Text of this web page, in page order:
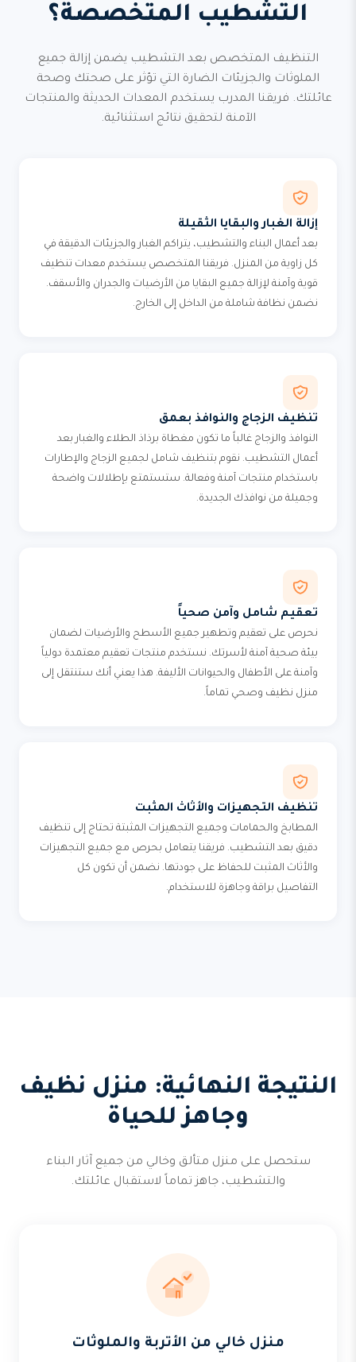
التشطيب المتخصصة؟
التنظيف المتخصص بعد التشطيب يضمن إزالة جميع
الملوثات والجزيئات الضارة التي تؤثر على صحتك وصحة
عائلتك. فريقنا المدرب يستخدم المعدات الحديثة والمنتجات
الآمنة لتحقيق نتائج استثنائية.
إزالة الغبار والبقايا الثقيلة
بعد أعمال البناء والتشطيب، يتراكم الغبار والجزيئات الدقيقة في
كل زاوية من المنزل. فريقنا المتخصص يستخدم معدات تنظيف
قوية وآمنة لإزالة جميع البقايا من الأرضيات والجدران والأسقف.
نضمن نظافة شاملة من الداخل إلى الخارج.
تنظيف الزجاج والنوافذ بعمق
النوافذ والزجاج غالباً ما تكون مغطاة برذاذ الطلاء والغبار بعد
أعمال التشطيب. نقوم بتنظيف شامل لجميع الزجاج والإطارات
باستخدام منتجات آمنة وفعالة. ستستمتع بإطلالات واضحة
وجميلة من نوافذك الجديدة.
تعقيم شامل وآمن صحياً
نحرص على تعقيم وتطهير جميع الأسطح والأرضيات لضمان
بيئة صحية آمنة لأسرتك. نستخدم منتجات تعقيم معتمدة دولياً
وآمنة على الأطفال والحيوانات الأليفة. هذا يعني أنك ستنتقل إلى
منزل نظيف وصحي تماماً.
تنظيف التجهيزات والأثاث المثبت
المطابخ والحمامات وجميع التجهيزات المثبتة تحتاج إلى تنظيف
دقيق بعد التشطيب. فريقنا يتعامل بحرص مع جميع التجهيزات
والأثاث المثبت للحفاظ على جودتها. نضمن أن تكون كل
التفاصيل براقة وجاهزة للاستخدام.
النتيجة النهائية: منزل نظيف
وجاهز للحياة
ستحصل على منزل متألق وخالي من جميع آثار البناء
والتشطيب، جاهز تماماً لاستقبال عائلتك.
منزل خالي من الأتربة والملوثات